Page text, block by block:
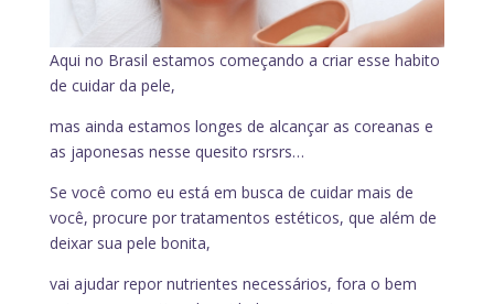
Aqui no Brasil estamos começando a criar esse habito
de cuidar da pele,
mas ainda estamos longes de alcançar as coreanas e
as japonesas nesse quesito rsrsrs…
Se você como eu está em busca de cuidar mais de
você, procure por tratamentos estéticos, que além de
deixar sua pele bonita,
vai ajudar repor nutrientes necessários, fora o bem